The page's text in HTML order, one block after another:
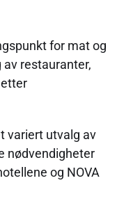
for mat og
restauranter,
variert utvalg av
nødvendigheter
og NOVA